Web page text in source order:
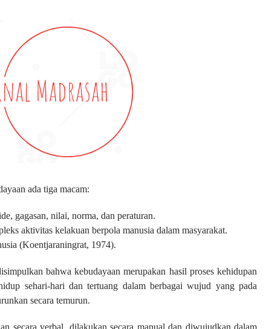
ada tiga macam:
gagasan, nilai, norma, dan peraturan.
aktivitas kelakuan berpola manusia dalam masyarakat.
(Koentjaraningrat, 1974).
bahwa kebudayaan merupakan hasil proses kehidupan
sehari-hari dan tertuang dalam berbagai wujud yang pada
secara temurun.
secara verbal, dilakukan secara manual dan diwujudkan dalam